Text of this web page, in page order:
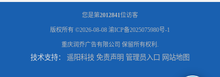
您是第2012841位访客
版权所有 ©2026-08-08 渝ICP备2025075980号-1
重庆润乔广告有限公司 保留所有权利.
技术支持： 遥阳科技 免责声明 管理员入口 网站地图